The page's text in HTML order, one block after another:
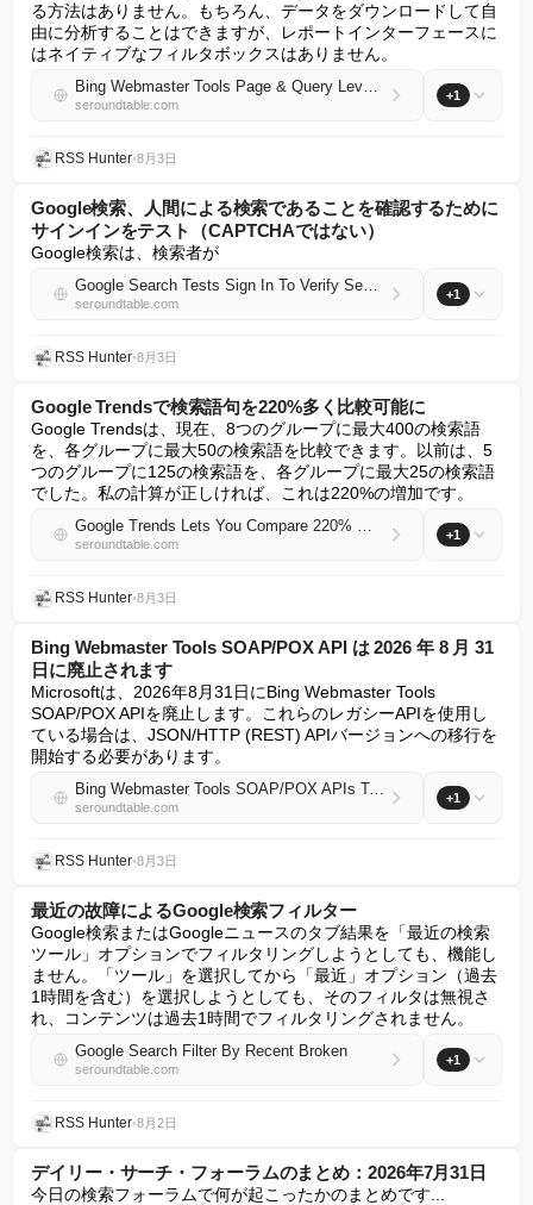
る方法はありません。もちろん、データをダウンロードして自
由に分析することはできますが、レポートインターフェースに
はネイティブなフィルタボックスはありません。
Bing Webmaster Tools Page & Query Level Filtering Coming To Reports
seroundtable.com
+1
RSS Hunter•8月3日
Google検索、人間による検索であることを確認するために
サインインをテスト（CAPTCHAではない）
Google検索は、検索者が
Google Search Tests Sign In To Verify Searches Are Human (Not Captcha)
seroundtable.com
+1
RSS Hunter•8月3日
Google Trendsで検索語句を220%多く比較可能に
Google Trendsは、現在、8つのグループに最大400の検索語
を、各グループに最大50の検索語を比較できます。以前は、5
つのグループに125の検索語を、各グループに最大25の検索語
でした。私の計算が正しければ、これは220%の増加です。
Google Trends Lets You Compare 220% More Search Terms
seroundtable.com
+1
RSS Hunter•8月3日
Bing Webmaster Tools SOAP/POX API は 2026 年 8 月 31
日に廃止されます
Microsoftは、2026年8月31日にBing Webmaster Tools
SOAP/POX APIを廃止します。これらのレガシーAPIを使用し
ている場合は、JSON/HTTP (REST) APIバージョンへの移行を
開始する必要があります。
Bing Webmaster Tools SOAP/POX APIs To Be Retired On August 31, 2026
seroundtable.com
+1
RSS Hunter•8月3日
最近の故障によるGoogle検索フィルター
Google検索またはGoogleニュースのタブ結果を「最近の検索
ツール」オプションでフィルタリングしようとしても、機能し
ません。「ツール」を選択してから「最近」オプション（過去
1時間を含む）を選択しようとしても、そのフィルタは無視さ
れ、コンテンツは過去1時間でフィルタリングされません。
Google Search Filter By Recent Broken
seroundtable.com
+1
RSS Hunter•8月2日
デイリー・サーチ・フォーラムのまとめ：2026年7月31日
今日の検索フォーラムで何が起こったかのまとめです...